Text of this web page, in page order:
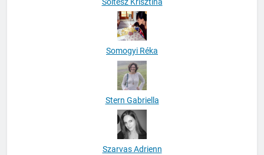
Somogyi Réka
Stern Gabriella
Szarvas Adrienn